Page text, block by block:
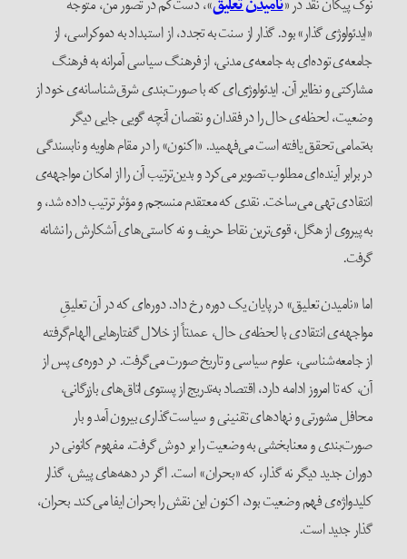
«ایدئولوژی گذار» بود. گذار از سنت به تجدد، از استبداد به دموکراسی، از
جامعه‌ی توده‌ای به جامعه‌ی مدنی، از فرهنگ سیاسی آمرانه به فرهنگ
مشارکتی و نظایر آن. ایدئولوژی‌ای که با صورت‌بندی شرق‌شناسانه‌ی خود از
وضعیت، لحظه‌ی حال را در فقدان و نقصان آنچه گویی جایی دیگر
به‌تمامی تحقق یافته است می‌فهمید. «اکنون» را در مقام هاویه و نابسندگی
در برابر آینده‌ای مطلوب تصویر می‌کرد و بدین‌ترتیب آن را از امکان مواجهه‌ی
انتقادی تهی می‌ساخت. نقدی که معتقدم منسجم و مؤثر ترتیب داده شد، و
به پیروی از هگل، قوی‌ترین نقاط حریف و نه کاستی‌های آشکارش را نشانه
گرفت.
اما «نامیدن تعلیق» در پایان یک دوره رخ داد. دوره‌ای که در آن تعلیقِ
مواجهه‌ی انتقادی با لحظه‌ی حال، عمدتاً از خلال گفتارهایی الهام‌گرفته
از جامعه‌شناسی، علوم سیاسی و تاریخ صورت می‌گرفت. در دوره‌ی پس از
آن، که تا امروز ادامه دارد، اقتصاد به‌تدریج از پستوی اتاق‌های بازرگانی،
محافل مشورتی و نهادهای تقنینی و سیاست‌گذاری بیرون آمد و بار
صورت‌بندی و معنابخشی به وضعیت را بر دوش گرفت. مفهوم کانونی در
دوران جدید دیگر نه گذار، که «بحران» است. اگر در دهه‌های پیش، گذار
کلیدواژه‌ی فهم وضعیت بود، اکنون این نقش را بحران ایفا می‌کند. بحران،
گذار جدید است.